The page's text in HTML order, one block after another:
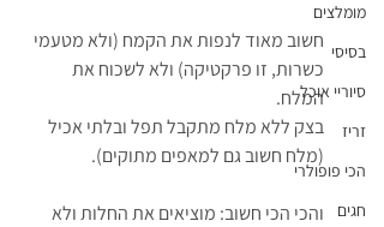
מומלצים
בסיסי
סיוריי אוכל
זריז
הכי פופולרי
חגים
חשוב מאוד לנפות את הקמח (ולא מטעמי
כשרות, זו פרקטיקה) ולא לשכוח את
המלח.
בצק ללא מלח מתקבל תפל ובלתי אכיל
(מלח חשוב גם למאפים מתוקים).
והכי הכי חשוב: מוציאים את החלות ולא